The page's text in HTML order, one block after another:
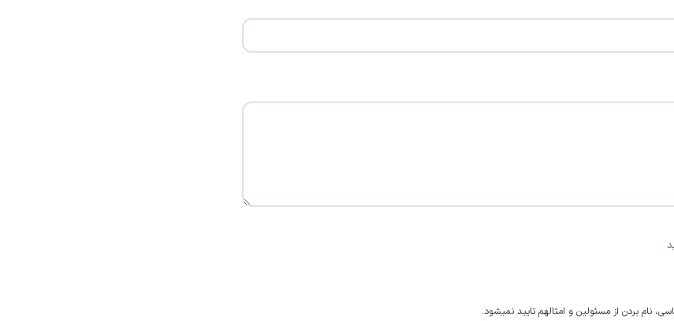
نام بردن از مسئولین و امثالهم تایید نمیشود.